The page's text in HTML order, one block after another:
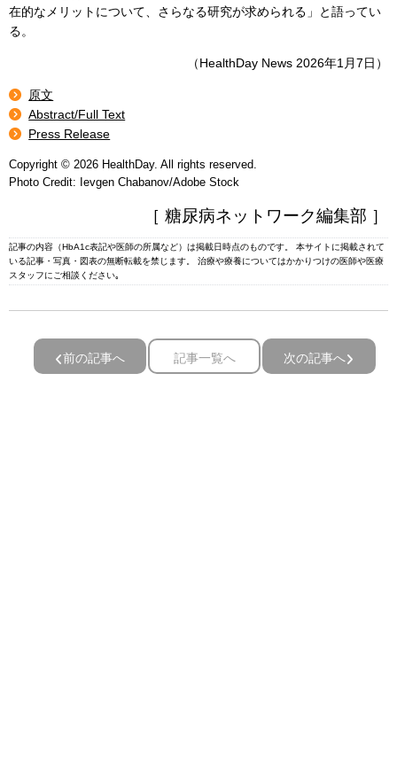
在的なメリットについて、さらなる研究が求められる」と語ってい
る。
（HealthDay News 2026年1月7日）
原文
Abstract/Full Text
Press Release
Copyright © 2026 HealthDay. All rights reserved.
Photo Credit: Ievgen Chabanov/Adobe Stock
［ 糖尿病ネットワーク編集部 ］
記事の内容（HbA1c表記や医師の所属など）は掲載日時点のものです。 本サイトに掲載されて
いる記事・写真・図表の無断転載を禁じます。 治療や療養についてはかかりつけの医師や医療
スタッフにご相談ください｡
前の記事へ 記事一覧へ 次の記事へ